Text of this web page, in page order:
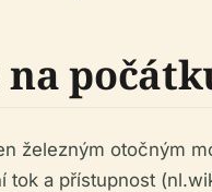
železným otočným
a přístupnost